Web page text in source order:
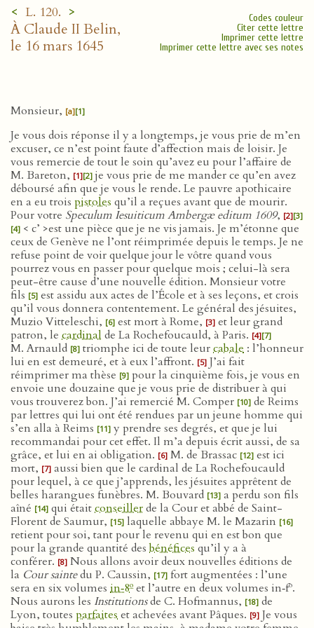
< L. 120. >
À Claude II Belin,
le 16 mars 1645
Codes couleur
Citer cette lettre
Imprimer cette lettre
Imprimer cette lettre avec ses notes
Monsieur, [a][1]
Je vous dois réponse il y a longtemps, je vous prie de m’en
excuser, ce n’est point faute d’affection mais de loisir. Je
vous remercie de tout le soin qu’avez eu pour l’affaire de
M. Bareton, [1][2] je vous prie de me mander ce qu’en avez
déboursé afin que je vous le rende. Le pauvre apothicaire
en a eu trois pistoles qu’il a reçues avant que de mourir.
Pour votre Speculum Iesuiticum Ambergæ editum 1609, [2][3]
[4] < c’ >est une pièce que je ne vis jamais. Je m’étonne que
ceux de Genève ne l’ont réimprimée depuis le temps. Je ne
refuse point de voir quelque jour le vôtre quand vous
pourrez vous en passer pour quelque mois ; celui-là sera
peut-être cause d’une nouvelle édition. Monsieur votre
fils [5] est assidu aux actes de l’École et à ses leçons, et crois
qu’il vous donnera contentement. Le général des jésuites,
Muzio Vitteleschi, [6] est mort à Rome, [3] et leur grand
patron, le cardinal de La Rochefoucauld, à Paris. [4][7]
M. Arnauld [8] triomphe ici de toute leurcabale : l’honneur
lui en est demeuré, et à eux l’affront. [5] J’ai fait
réimprimer ma thèse [9] pour la cinquième fois, je vous en
envoie une douzaine que je vous prie de distribuer à qui
vous trouverez bon. J’ai remercié M. Comper [10] de Reims
par lettres qui lui ont été rendues par un jeune homme qui
s’en alla à Reims [11] y prendre ses degrés, et que je lui
recommandai pour cet effet. Il m’a depuis écrit aussi, de sa
grâce, et lui en ai obligation. [6] M. de Brassac [12] est ici
mort, [7] aussi bien que le cardinal de La Rochefoucauld
pour lequel, à ce que j’apprends, les jésuites apprêtent de
belles harangues funèbres. M. Bouvard [13] a perdu son fils
aîné [14] qui étaitconseillerde la Cour et abbé de Saint-
Florent de Saumur, [15] laquelle abbaye M. le Mazarin [16]
retient pour soi, tant pour le revenu qui en est bon que
pour la grande quantité desbénéfices qu’il y a à
conférer. [8] Nous allons avoir deux nouvelles éditions de
la Cour saintedu P. Caussin, [17] fort augmentées : l’une
sera en six volumes in‑8o et l’autre en deux volumes in‑fo.
Nous aurons les Institutionsde C. Hofmannus, [18] de
Lyon, toutes parfaiteset achevées avant Pâques. [9] Je vous